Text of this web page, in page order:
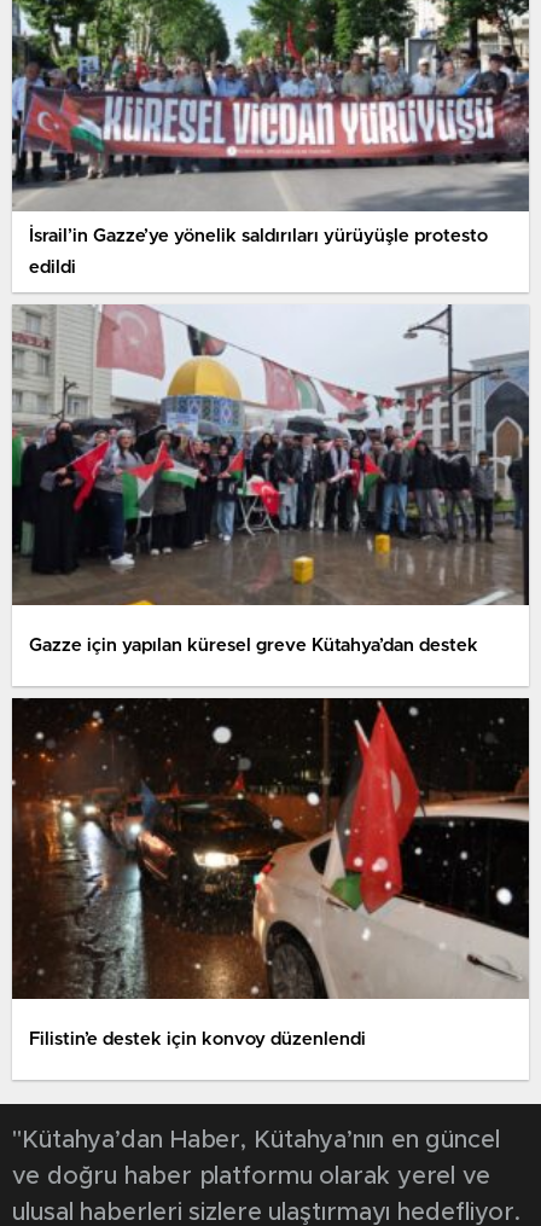
İsrail’in Gazze’ye yönelik saldırıları yürüyüşle protesto
edildi
Gazze için yapılan küresel greve Kütahya’dan destek
Filistin’e destek için konvoy düzenlendi
"Kütahya’dan Haber, Kütahya’nın en güncel
ve doğru haber platformu olarak yerel ve
ulusal haberleri sizlere ulaştırmayı hedefliyor.